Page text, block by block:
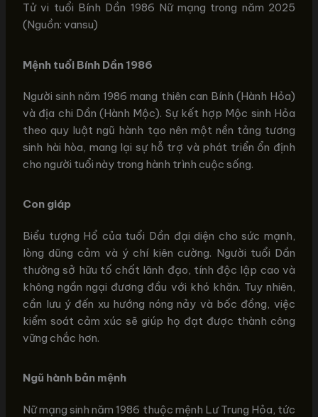
Tử vi tuổi Bính Dần 1986 Nữ mạng trong năm 2025
(Nguồn: vansu)
Mệnh tuổi Bính Dần 1986
Người sinh năm 1986 mang thiên can Bính (Hành Hỏa)
và địa chi Dần (Hành Mộc). Sự kết hợp Mộc sinh Hỏa
theo quy luật ngũ hành tạo nên một nền tảng tương
sinh hài hòa, mang lại sự hỗ trợ và phát triển ổn định
cho người tuổi này trong hành trình cuộc sống.
Con giáp
Biểu tượng Hổ của tuổi Dần đại diện cho sức mạnh,
lòng dũng cảm và ý chí kiên cường. Người tuổi Dần
thường sở hữu tố chất lãnh đạo, tính độc lập cao và
không ngần ngại đương đầu với khó khăn. Tuy nhiên,
cần lưu ý đến xu hướng nóng nảy và bốc đồng, việc
kiểm soát cảm xúc sẽ giúp họ đạt được thành công
vững chắc hơn.
Ngũ hành bản mệnh
Nữ mạng sinh năm 1986 thuộc mệnh Lư Trung Hỏa, tức